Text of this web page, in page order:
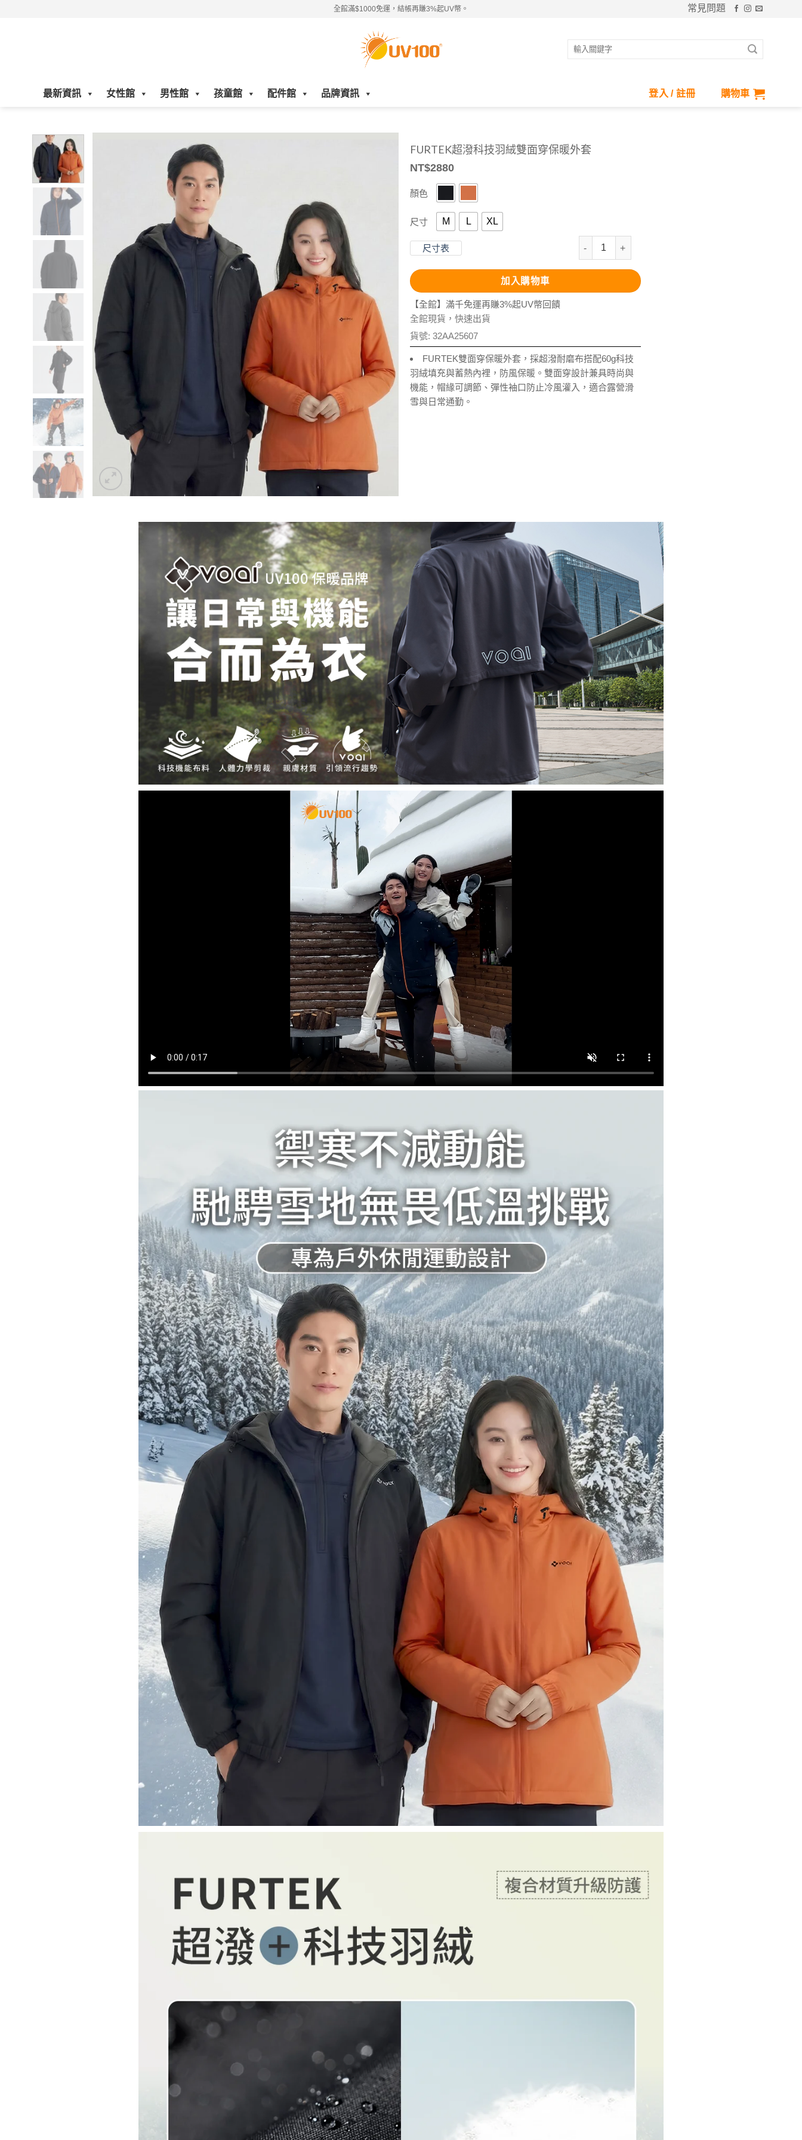
全館滿$1000免運，結帳再賺3%起UV幣。 常見問題
搜
最新資訊 女性館 男性館 孩童館 配件館 品牌資訊 登入 / 註冊 購物車
FURTEK超潑科技羽絨雙面穿保暖外套
NT$2880
顏色
尺寸 M L XL
尺寸表
FURTEK超潑科技羽絨雙面穿保暖外套 數量
加入購物車
【全館】滿千免運再賺3%起UV幣回饋
全館現貨，快速出貨
貨號: 32AA25607
FURTEK雙面穿保暖外套，採超潑耐磨布搭配60g科技
羽絨填充與蓄熱內裡，防風保暖。雙面穿設計兼具時尚與
機能，帽緣可調節、彈性袖口防止冷風灌入，適合露營滑
雪與日常通勤。